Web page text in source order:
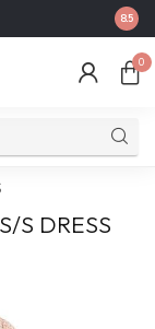
8.5
0
S DRESS